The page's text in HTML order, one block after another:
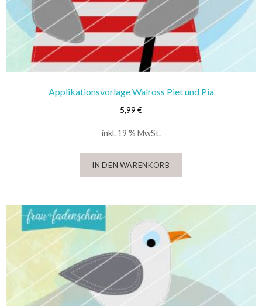
Applikationsvorlage Walross Piet und Pia
5,99 €
inkl. 19 % MwSt.
IN DEN WARENKORB